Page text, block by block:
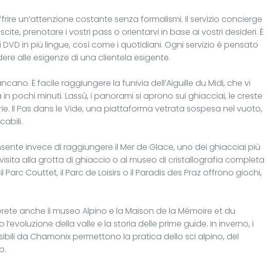
un’attenzione costante senza formalismi. Il servizio concierge
prenotare i vostri pass o orientarvi in base ai vostri desideri. È
in più lingue, così come i quotidiani. Ogni servizio è pensato
alle esigenze di una clientela esigente.
È facile raggiungere la funivia dell’Aiguille du Midi, che vi
pochi minuti. Lassù, i panorami si aprono sui ghiacciai, le creste
Il Pas dans le Vide, una piattaforma vetrata sospesa nel vuoto,
invece di raggiungere il Mer de Glace, uno dei ghiacciai più
alla grotta di ghiaccio o al museo di cristallografia completa
Parc Couttet, il Parc de Loisirs o il Paradis des Praz offrono giochi,
anche il museo Alpino e la Maison de la Mémoire et du
della valle e la storia delle prime guide. In inverno, i
da Chamonix permettono la pratica dello sci alpino, del